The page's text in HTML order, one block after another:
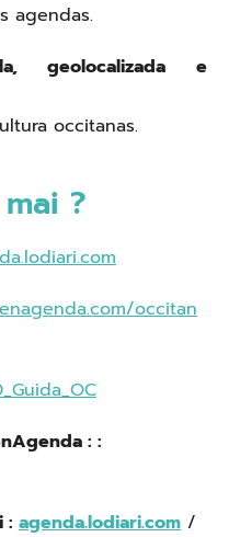
agendas.
geolocalizada e
occitanas.
?
occitan
: :
: agenda.lodiari.com /